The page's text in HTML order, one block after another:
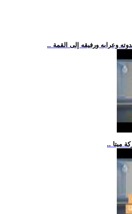
وعرابه ورفيقه إلى القمة
ميتا